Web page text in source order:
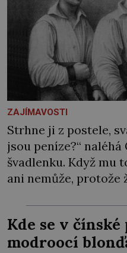
ZAJÍMAVOSTI
Strhne ji z postele,
jsou peníze?“
švadlenku. Když mu
ani nemůže, protože
Zraněná žena pár
nebývale krutý. Jeho
dlouho po jeho
Kde se v
modroocí